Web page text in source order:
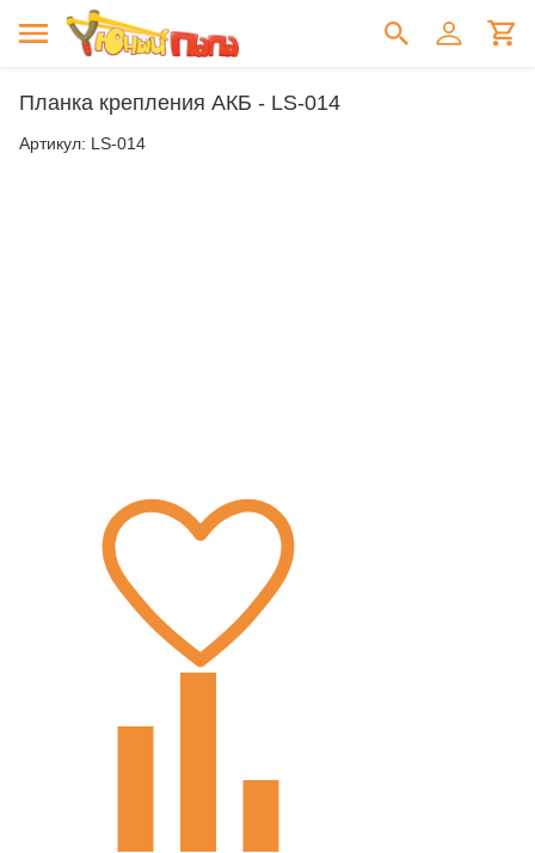
Планка крепления АКБ - LS-014
Артикул: LS-014